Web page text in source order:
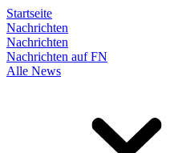
Startseite
Nachrichten
Nachrichten
Nachrichten auf FN
Alle News